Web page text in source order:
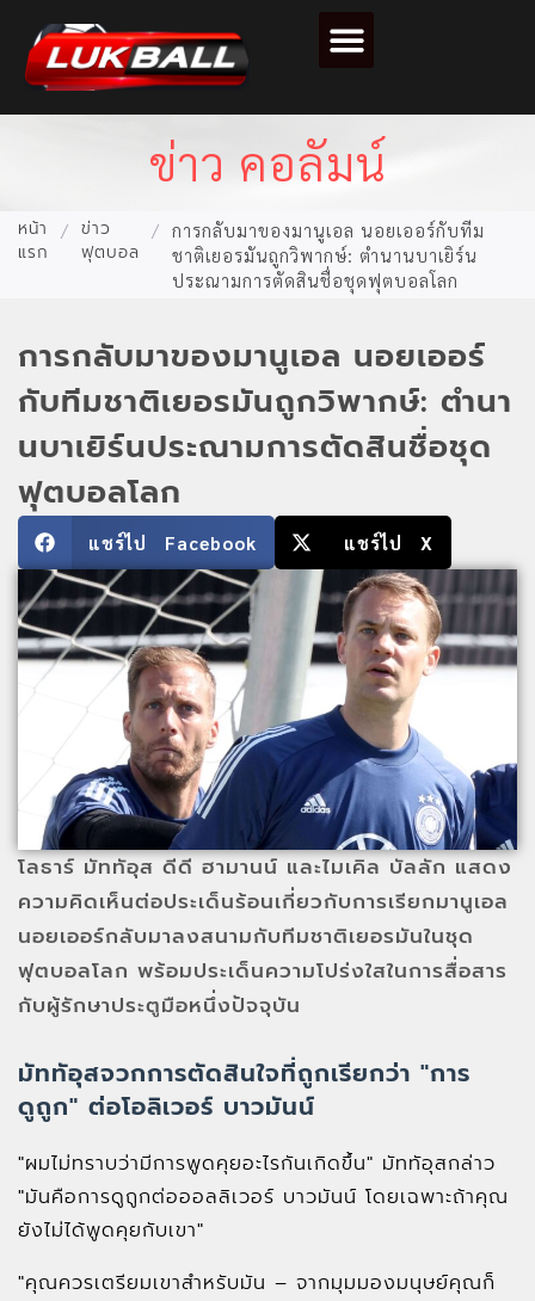
ข่าว คอลัมน์
หน้า
แรก
/ ข่าว
ฟุตบอล
/ การกลับมาของมานูเอล นอยเออร์กับทีม
ชาติเยอรมันถูกวิพากษ์: ตำนานบาเยิร์น
ประณามการตัดสินชื่อชุดฟุตบอลโลก
การกลับมาของมานูเอล นอยเออร์
กับทีมชาติเยอรมันถูกวิพากษ์: ตำนา
นบาเยิร์นประณามการตัดสินชื่อชุด
ฟุตบอลโลก
แชร์ไป Facebook แชร์ไป X
โลธาร์ มัททัอุส ดีดี ฮามานน์ และไมเคิล บัลลัก แสดง
ความคิดเห็นต่อประเด็นร้อนเกี่ยวกับการเรียกมานูเอล
นอยเออร์กลับมาลงสนามกับทีมชาติเยอรมันในชุด
ฟุตบอลโลก พร้อมประเด็นความโปร่งใสในการสื่อสาร
กับผู้รักษาประตูมือหนึ่งปัจจุบัน
มัททัอุสจวกการตัดสินใจที่ถูกเรียกว่า "การ
ดูถูก" ต่อโอลิเวอร์ บาวมันน์
"ผมไม่ทราบว่ามีการพูดคุยอะไรกันเกิดขึ้น" มัททัอุสกล่าว
"มันคือการดูถูกต่อออลลิเวอร์ บาวมันน์ โดยเฉพาะถ้าคุณ
ยังไม่ได้พูดคุยกับเขา"
"คุณควรเตรียมเขาสำหรับมัน – จากมุมมองมนุษย์คุณก็